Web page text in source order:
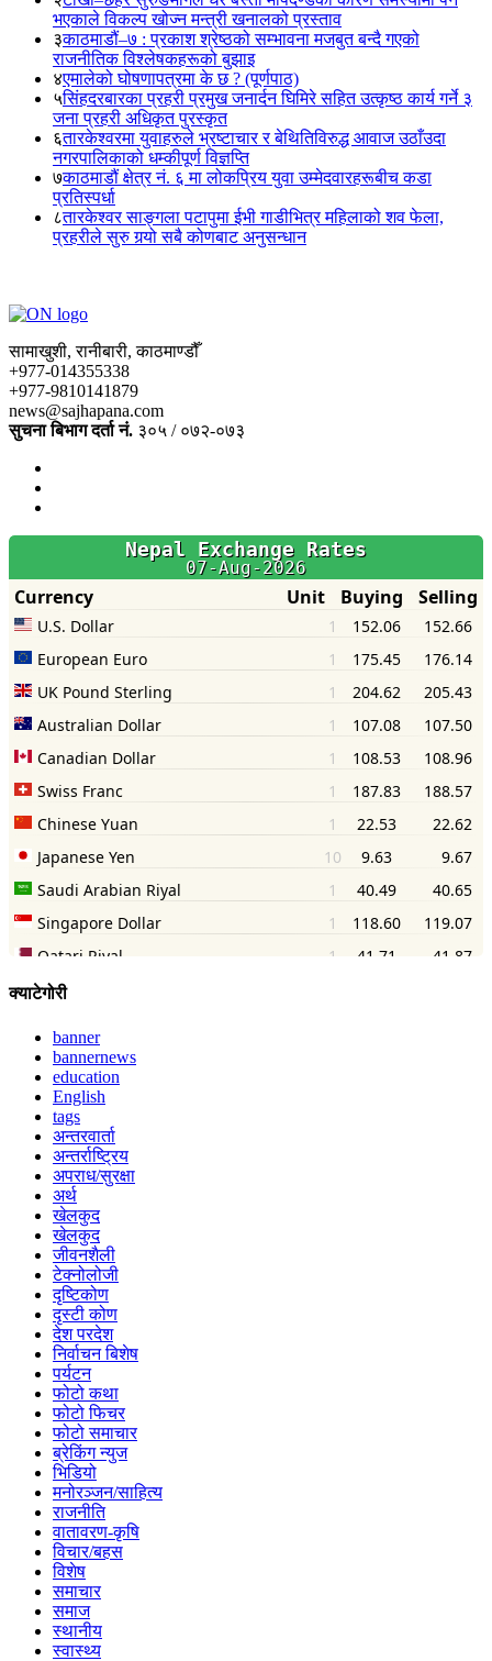
भएकाले विकल्प खोज्न मन्त्री खनालको प्रस्ताव
३काठमाडौं–७ : प्रकाश श्रेष्ठको सम्भावना मजबुत बन्दै गएको
राजनीतिक विश्लेषकहरूको बुझाइ
४एमालेको घोषणापत्रमा के छ ? (पूर्णपाठ)
५सिंहदरबारका प्रहरी प्रमुख जनार्दन घिमिरे सहित उत्कृष्ठ कार्य गर्ने ३
जना प्रहरी अधिकृत पुरस्कृत
६तारकेश्वरमा युवाहरुले भ्रष्टाचार र बेथितिविरुद्ध आवाज उठाँउदा
नगरपालिकाको धम्कीपूर्ण विज्ञप्ति
७काठमाडौं क्षेत्र नं. ६ मा लोकप्रिय युवा उम्मेदवारहरूबीच कडा
प्रतिस्पर्धा
८तारकेश्वर साङ्गला पटापुमा ईभी गाडीभित्र महिलाको शव फेला,
प्रहरीले सुरु गर्‍यो सबै कोणबाट अनुसन्धान
सामाखुशी, रानीबारी, काठमाण्डौँ
+977-014355338
+977-9810141879
news@sajhapana.com
सुचना बिभाग दर्ता नं. ३०५ / ०७२-०७३
क्याटेगोरी
banner
bannernews
education
English
tags
अन्तरवार्ता
अन्तर्राष्ट्रिय
अपराध/सुरक्षा
अर्थ
खेलकुद
खेलकुद
जीवनशैली
टेक्नोलोजी
दृष्टिकोण
दृस्टी कोण
देश परदेश
निर्वाचन बिशेष
पर्यटन
फोटो कथा
फोटो फिचर
फोटो समाचार
ब्रेकिंग न्युज
भिडियो
मनोरञ्जन/साहित्य
राजनीति
वातावरण-कृषि
विचार/बहस
विशेष
समाचार
समाज
स्थानीय
स्वास्थ्य